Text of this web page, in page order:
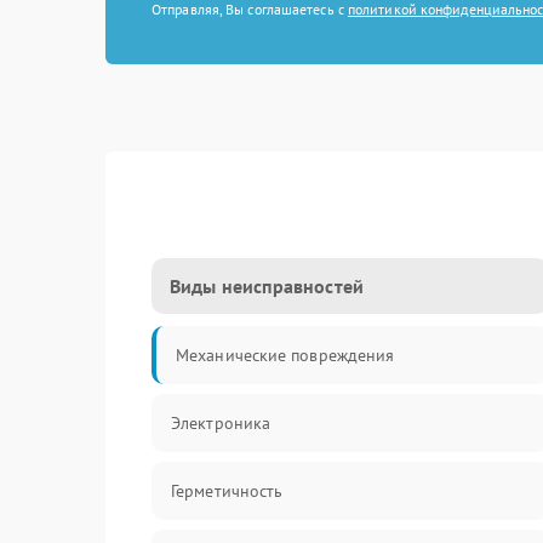
Отправляя, Вы соглашаетесь с политикой
Виды неисправностей
Механические повреждения
Электроника
Герметичность